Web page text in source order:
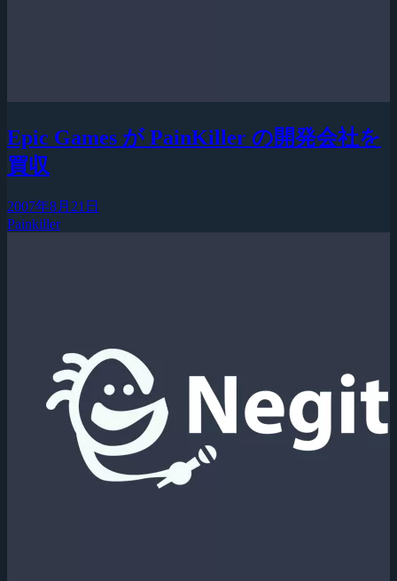
Epic Games が PainKiller の開発会社を
買収
2007年8月21日
Painkiller